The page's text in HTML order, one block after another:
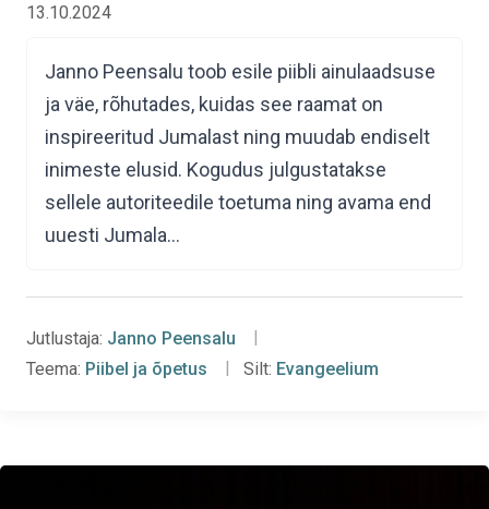
13.10.2024
Janno Peensalu toob esile piibli ainulaadsuse
ja väe, rõhutades, kuidas see raamat on
inspireeritud Jumalast ning muudab endiselt
inimeste elusid. Kogudus julgustatakse
sellele autoriteedile toetuma ning avama end
uuesti Jumala…
Jutlustaja: Janno Peensalu
Teema: Piibel ja õpetus Silt: Evangeelium